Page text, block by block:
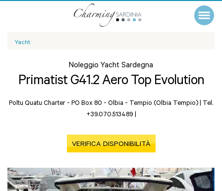
Yacht
Noleggio Yacht Sardegna
Primatist G41.2 Aero Top Evolution
Poltu Quatu Charter - PO Box 80 - Olbia - Tempio (Olbia Tempio) | Tel.
+39.070.513489 |
VERIFICA DISPONIBILITÀ